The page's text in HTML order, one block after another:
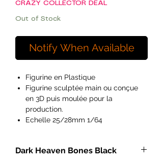
CRAZY COLLECTOR DEAL
Out of Stock
Notify When Available
Figurine en Plastique
Figurine sculptée main ou conçue
en 3D puis moulée pour la
production.
Echelle 25/28mm 1/64
Figurines vendues non peintes et
Dark Heaven Bones Black